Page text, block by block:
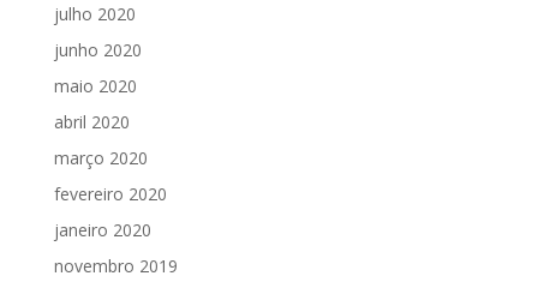
julho 2020
junho 2020
maio 2020
abril 2020
março 2020
fevereiro 2020
janeiro 2020
novembro 2019